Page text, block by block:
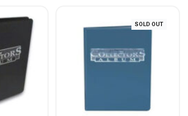
SOLD OUT